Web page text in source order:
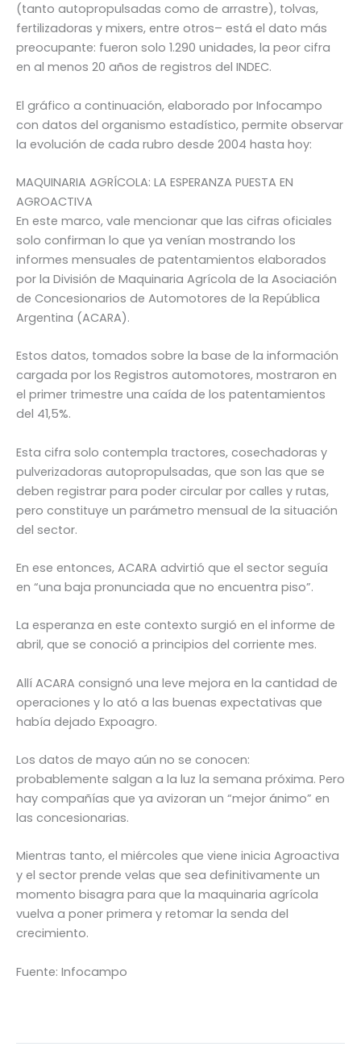
(tanto autopropulsadas como de arrastre), tolvas,
fertilizadoras y mixers, entre otros– está el dato más
preocupante: fueron solo 1.290 unidades, la peor cifra
en al menos 20 años de registros del INDEC.
El gráfico a continuación, elaborado por Infocampo
con datos del organismo estadístico, permite observar
la evolución de cada rubro desde 2004 hasta hoy:
MAQUINARIA AGRÍCOLA: LA ESPERANZA PUESTA EN
AGROACTIVA
En este marco, vale mencionar que las cifras oficiales
solo confirman lo que ya venían mostrando los
informes mensuales de patentamientos elaborados
por la División de Maquinaria Agrícola de la Asociación
de Concesionarios de Automotores de la República
Argentina (ACARA).
Estos datos, tomados sobre la base de la información
cargada por los Registros automotores, mostraron en
el primer trimestre una caída de los patentamientos
del 41,5%.
Esta cifra solo contempla tractores, cosechadoras y
pulverizadoras autopropulsadas, que son las que se
deben registrar para poder circular por calles y rutas,
pero constituye un parámetro mensual de la situación
del sector.
En ese entonces, ACARA advirtió que el sector seguía
en “una baja pronunciada que no encuentra piso”.
La esperanza en este contexto surgió en el informe de
abril, que se conoció a principios del corriente mes.
Allí ACARA consignó una leve mejora en la cantidad de
operaciones y lo ató a las buenas expectativas que
había dejado Expoagro.
Los datos de mayo aún no se conocen:
probablemente salgan a la luz la semana próxima. Pero
hay compañías que ya avizoran un “mejor ánimo” en
las concesionarias.
Mientras tanto, el miércoles que viene inicia Agroactiva
y el sector prende velas que sea definitivamente un
momento bisagra para que la maquinaria agrícola
vuelva a poner primera y retomar la senda del
crecimiento.
Fuente: Infocampo